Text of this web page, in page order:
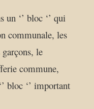
un ‘’ bloc ‘’ qui
communale, les
garçons, le
commune,
bloc ‘’ important